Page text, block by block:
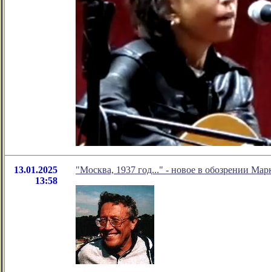
13.01.2025
13:58
"Москва, 1937 год..." - новое в обозрении